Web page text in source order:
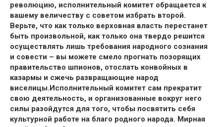
революцию, исполнительный комитет обращается к
вашему величеству с советом избрать второй.
Верьте, что как только верховная власть перестанет
быть произвольной, как только она твердо решится
осуществлять лишь требования народного сознания
и совести – вы можете смело прогнать позорящих
правительство шпионов, отослать конвойных в
казармы и сжечь развращающие народ
виселицы.Исполнительный комитет сам прекратит
свою деятельность, и организованные вокруг него
силы разойдутся для того, чтобы посвятить себя
культурной работе на благо родного народа. Мирная